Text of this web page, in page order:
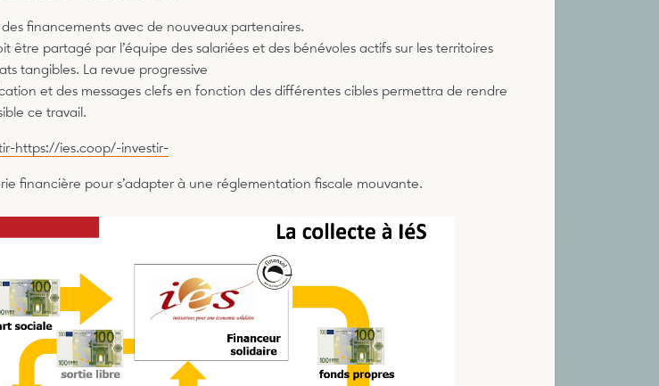
financements avec de nouveaux partenaires.
être partagé par l’équipe des salariées et des bénévoles actifs sur les territoires
tangibles. La revue progressive
et des messages clefs en fonction des différentes cibles permettra de rendre
ce travail.
https://ies.coop/-investir-
financière pour s’adapter à une réglementation fiscale mouvante.